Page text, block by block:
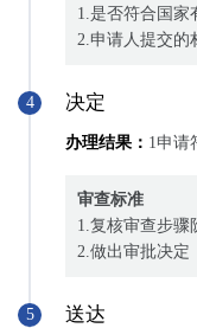
1.是否符合国家
2.申请人提交的
4 决定
办理结果： 1申请
审查标准
1.复核审查步骤
2.做出审批决定
5 送达